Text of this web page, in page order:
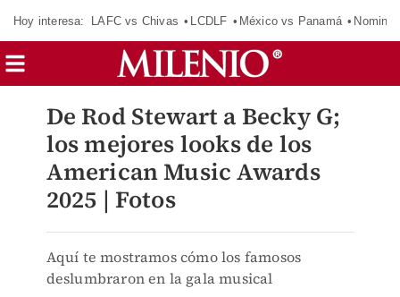
Hoy interesa: LAFC vs Chivas LCDLF México vs Panamá
De Rod Stewart a Becky G;
los mejores looks de los
American Music Awards
2025 | Fotos
Aquí te mostramos cómo los famosos
deslumbraron en la gala musical